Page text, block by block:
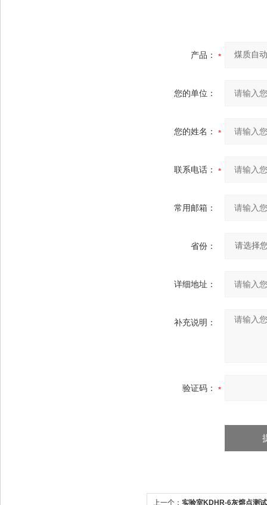
产品：
您的单位：
您的姓名：
联系电话：
常用邮箱：
省份：
详细地址：
补充说明：
验证码：
上一个： 实验室KDHR-6灰熔点测